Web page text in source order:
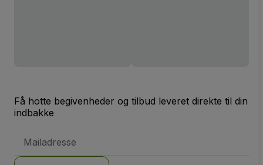
Få hotte begivenheder og tilbud leveret direkte til din
indbakke
adresse